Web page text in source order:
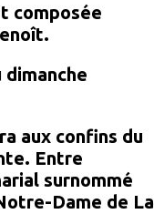
composée
dimanche
aux confins du
Entre
surnommé
Dame de La